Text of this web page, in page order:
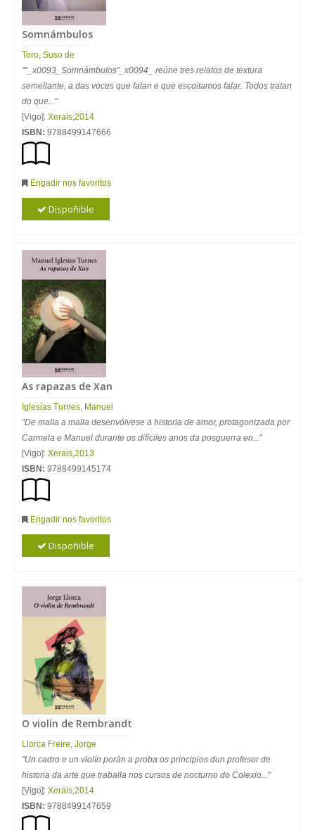
Somnámbulos
Toro, Suso de
""_x0093_Somnámbulos"_x0094_ reúne tres relatos de textura
semellante, a das voces que falan e que escoitamos falar. Todos tratan
do que..."
[Vigo]: Xerais,2014
ISBN: 9788499147666
Engadir nos favoritos
Dispoñible
As rapazas de Xan
Iglesias Turnes, Manuel
"De malla a malla desenvólvese a historia de amor, protagonizada por
Carmela e Manuel durante os difíciles anos da posguerra en..."
[Vigo]: Xerais,2013
ISBN: 9788499145174
Engadir nos favoritos
Dispoñible
O violín de Rembrandt
Llorca Freire, Jorge
"Un cadro e un violín porán a proba os principios dun profesor de
historia da arte que traballa nos cursos de nocturno do Colexio..."
[Vigo]: Xerais,2014
ISBN: 9788499147659